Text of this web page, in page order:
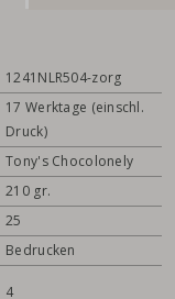
1241NLR504-zorg
17 Werktage (einschl.
Druck)
Tony's Chocolonely
210 gr.
25
Bedrucken
4